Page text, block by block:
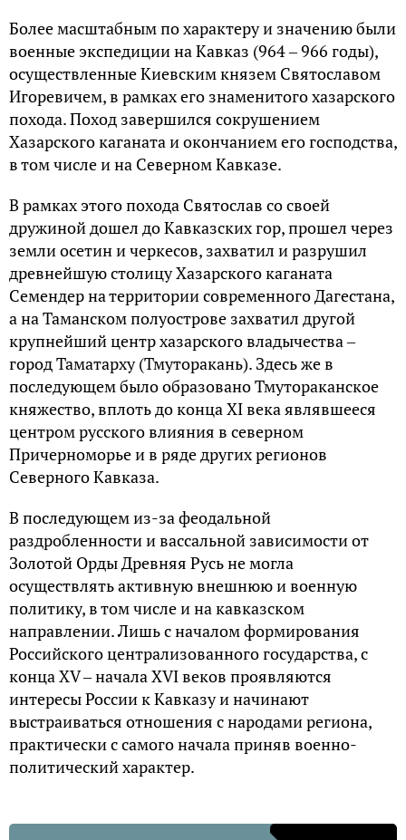
Более масштабным по характеру и значению были
военные экспедиции на Кавказ (964 ‒ 966 годы),
осуществленные Киевским князем Святославом
Игоревичем, в рамках его знаменитого хазарского
похода. Поход завершился сокрушением
Хазарского каганата и окончанием его господства,
в том числе и на Северном Кавказе.
В рамках этого похода Святослав со своей
дружиной дошел до Кавказских гор, прошел через
земли осетин и черкесов, захватил и разрушил
древнейшую столицу Хазарского каганата
Семендер на территории современного Дагестана,
а на Таманском полуострове захватил другой
крупнейший центр хазарского владычества ‒
город Таматарху (Тмуторакань). Здесь же в
последующем было образовано Тмутораканское
княжество, вплоть до конца XI века являвшееся
центром русского влияния в северном
Причерноморье и в ряде других регионов
Северного Кавказа.
В последующем из-за феодальной
раздробленности и вассальной зависимости от
Золотой Орды Древняя Русь не могла
осуществлять активную внешнюю и военную
политику, в том числе и на кавказском
направлении. Лишь с началом формирования
Российского централизованного государства, с
конца XV ‒ начала XVI веков проявляются
интересы России к Кавказу и начинают
выстраиваться отношения с народами региона,
практически с самого начала приняв военно-
политический характер.